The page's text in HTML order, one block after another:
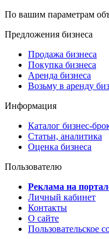
По вашим параметрам
Предложения бизнеса
Продажа бизнеса
Покупка бизнеса
Аренда бизнеса
Возьму в аренду
Информация
Каталог бизнес-
Статьи, аналитика
Оценка бизнеса
Пользователю
Реклама на
Личный кабинет
Контакты
О сайте
Пользовательское